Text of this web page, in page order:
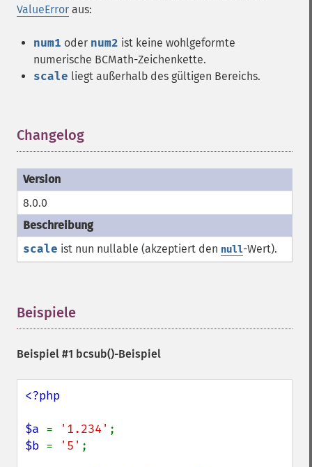
ValueError aus:
num1 oder num2 ist keine wohlgeformte
numerische BCMath-Zeichenkette.
scale liegt außerhalb des gültigen Bereichs.
Changelog
8.0.0
scale ist nun nullable (akzeptiert den null-Wert).
Beispiele
Beispiel #1 bcsub()-Beispiel
<?php
$a = '1.234'
$b = '5' ;